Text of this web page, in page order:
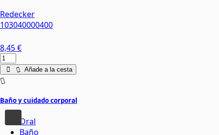
Redecker
103040000400
8,45 €
Añade a la cesta
Baño y cuidado corporal
Oral
Baño